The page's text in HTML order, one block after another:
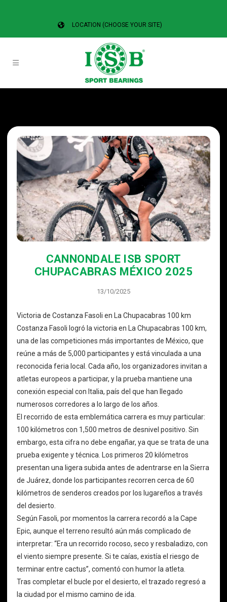
LOCATION (CHOOSE YOUR SITE)
CANNONDALE ISB SPORT
CHUPACABRAS MÉXICO 2025
13/10/2025
Victoria de Costanza Fasoli en La Chupacabras 100 km
Costanza Fasoli logró la victoria en La Chupacabras 100 km,
una de las competiciones más importantes de México, que
reúne a más de 5,000 participantes y está vinculada a una
reconocida feria local. Cada año, los organizadores invitan a
atletas europeos a participar, y la prueba mantiene una
conexión especial con Italia, país del que han llegado
numerosos corredores a lo largo de los años.
El recorrido de esta emblemática carrera es muy particular:
100 kilómetros con 1,500 metros de desnivel positivo. Sin
embargo, esta cifra no debe engañar, ya que se trata de una
prueba exigente y técnica. Los primeros 20 kilómetros
presentan una ligera subida antes de adentrarse en la Sierra
de Juárez, donde los participantes recorren cerca de 60
kilómetros de senderos creados por los lugareños a través
del desierto.
Según Fasoli, por momentos la carrera recordó a la Cape
Epic, aunque el terreno resultó aún más complicado de
interpretar: “Era un recorrido rocoso, seco y resbaladizo, con
el viento siempre presente. Si te caías, existía el riesgo de
terminar entre cactus”, comentó con humor la atleta.
Tras completar el bucle por el desierto, el trazado regresó a
la ciudad por el mismo camino de ida.